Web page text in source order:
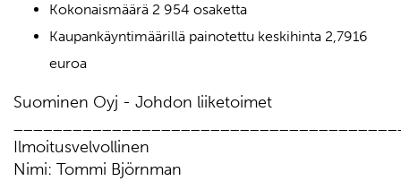
Kokonaismäärä 2 954 osaketta
Kaupankäyntimäärillä painotettu keskihinta 2,7916
euroa
Suominen Oyj - Johdon liiketoimet
Ilmoitusvelvollinen
Nimi: Tommi Björnman